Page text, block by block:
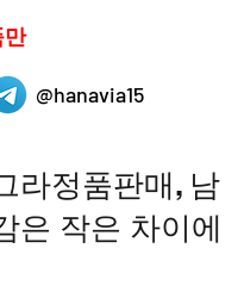
만
@hanavia15
라정품판매, 남
은 작은 차이에